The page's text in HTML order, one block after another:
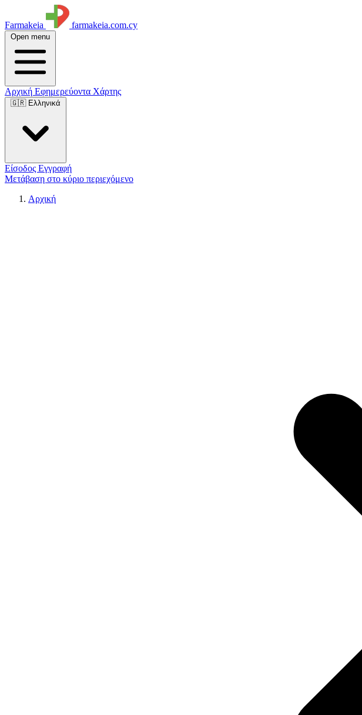
Farmakeia farmakeia.com.cy
Open menu
Αρχική Εφημερεύοντα Χάρτης
🇬🇷 Ελληνικά
Είσοδος Εγγραφή
Μετάβαση στο κύριο περιεχόμενο
Αρχική